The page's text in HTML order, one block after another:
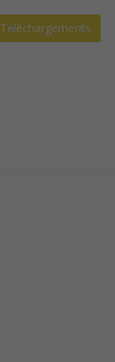
Téléchargements